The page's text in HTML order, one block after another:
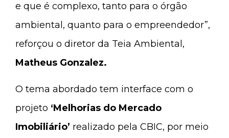
e que é complexo, tanto para o órgão
ambiental, quanto para o empreendedor”,
reforçou o diretor da Teia Ambiental,
Matheus Gonzalez.
O tema abordado tem interface com o
projeto ‘Melhorias do Mercado
Imobiliário’ realizado pela CBIC, por meio